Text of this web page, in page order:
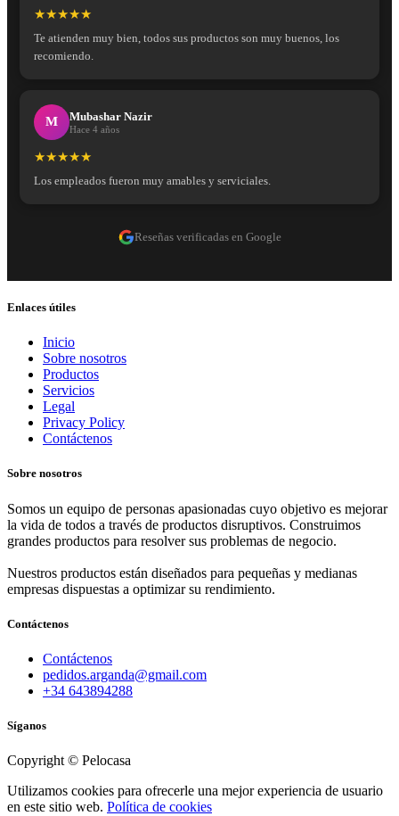
★★★★★
Te atienden muy bien, todos sus productos son muy buenos, los
recomiendo.
M Mubashar Nazir
Hace 4 años
★★★★★
Los empleados fueron muy amables y serviciales.
Reseñas verificadas en Google
Enlaces útiles
Inicio
Sobre nosotros
Productos
Servicios
Legal
Privacy Policy
Contáctenos
Sobre nosotros
Somos un equipo de personas apasionadas cuyo objetivo es mejorar
la vida de todos a través de productos disruptivos. Construimos
grandes productos para resolver sus problemas de negocio.
Nuestros productos están diseñados para pequeñas y medianas
empresas dispuestas a optimizar su rendimiento.
Contáctenos
Contáctenos
pedidos.arganda@gmail.com
+34 643894288
Síganos
Copyright © Pelocasa
Utilizamos cookies para ofrecerle una mejor experiencia de usuario
en este sitio web. Política de cookies